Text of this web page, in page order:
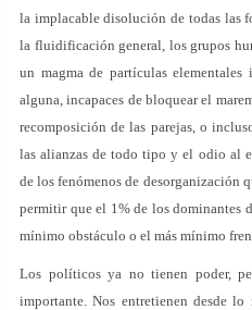
la implacable disolución de todas las
la fluidificación general, los grupos
un magma de partículas elementales
alguna, incapaces de bloquear el
recomposición de las parejas, o
las alianzas de todo tipo y el odio al
de los fenómenos de desorganización
permitir que el 1% de los dominantes
mínimo obstáculo o el más mínimo
Los políticos ya no tienen poder,
importante. Nos entretienen desde